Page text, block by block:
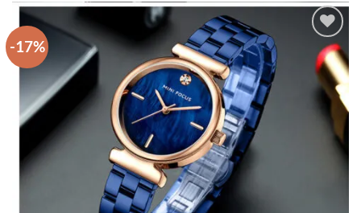
-17%
Add to
wishlist